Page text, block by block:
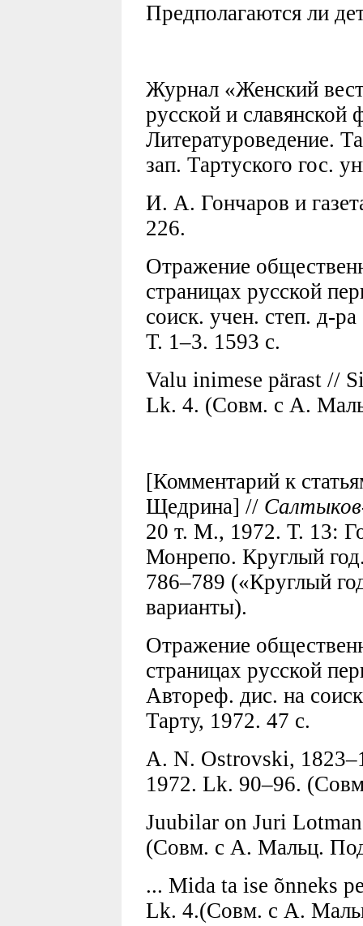
Предполагаются ли
Журнал «Женский
русской и
Литературоведение.
зап. Тартуского гос.
И. А. Гончаров и
226.
Отражение
страницах русской
соиск. учен. степ. д-
Т. 1–3. 1593 с.
Valu inimese pärast //
Lk. 4. (Совм. с А.
[Комментарий к
Щедрина] //
20 т. М., 1972. Т. 13:
Монрепо. Круглый
786–789 («Круглый
варианты).
Отражение
страницах русской
Автореф. дис. на
Тарту, 1972. 47 с.
A. N. Ostrovski,
1972. Lk. 90–96.
Juubilar on Juri
(Cовм. с А. Мальц.
... Mida ta ise õnneks
Lk. 4.(Совм. с А.